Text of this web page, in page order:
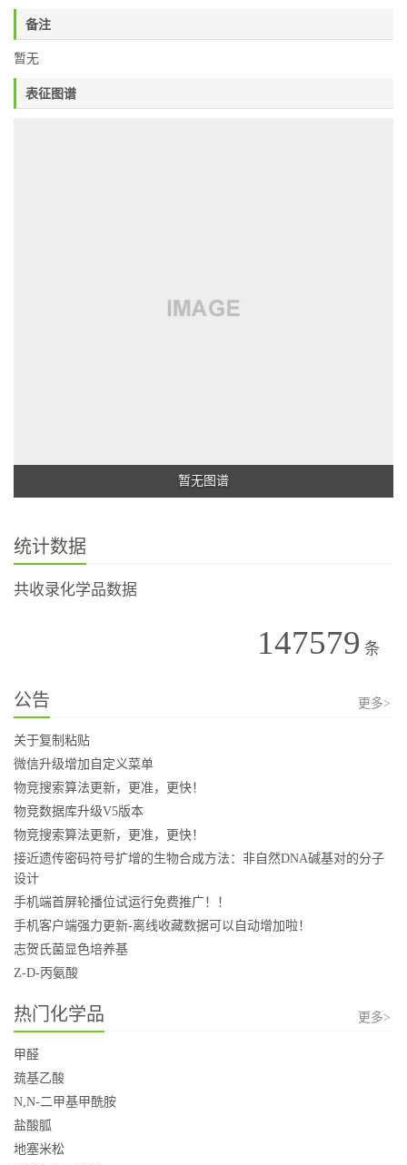
备注
暂无
表征图谱
暂无图谱
统计数据
共收录化学品数据
147579 条
公告 更多>
关于复制粘贴
微信升级增加自定义菜单
物竞搜索算法更新，更准，更快！
物竞数据库升级V5版本
物竞搜索算法更新，更准，更快！
接近遗传密码符号扩增的生物合成方法：非自然DNA碱基对的分子
设计
手机端首屏轮播位试运行免费推广！！
手机客户端强力更新-离线收藏数据可以自动增加啦！
志贺氏菌显色培养基
Z-D-丙氨酸
热门化学品 更多>
甲醛
巯基乙酸
N,N-二甲基甲酰胺
盐酸胍
地塞米松